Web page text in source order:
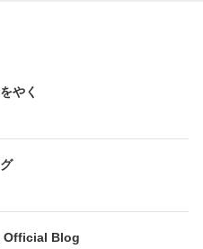
やく
Official Blog